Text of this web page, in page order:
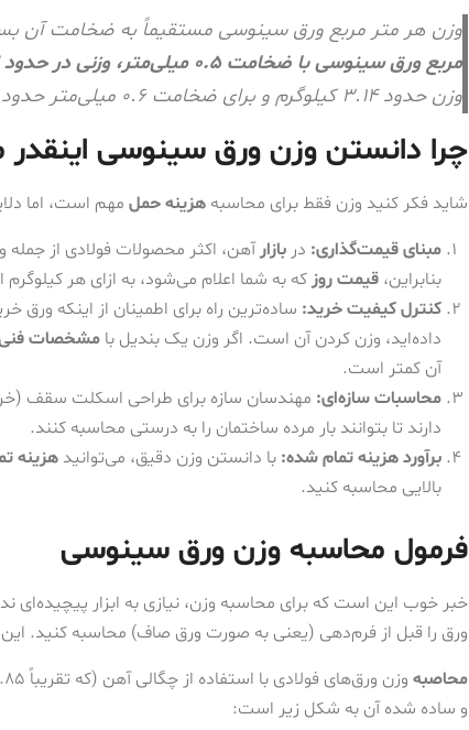
وزن هر متر مربع ورق سینوسی مستقیماً به ضخامت آن
مربع ورق سینوسی با ضخامت ۰.۵ میلی‌متر، وزنی در حدود ۳.۹۲ کیلوگرم دارد
وزن حدود ۳.۱۴ کیلوگرم و برای ضخامت ۰.۶ میلی‌متر حدود ۴.۷۱ کیلوگرم است.
چرا دانستن وزن ورق سینوسی
شاید فکر کنید وزن فقط برای محاسبه هزینه حمل مهم است، اما
مبنای قیمت‌گذاری: در بازارآهن، اکثر محصولات فولادی از
بنابراین، قیمت روزکه به شما اعلام می‌شود، به ازای هر
کنترل کیفیت خرید: ساده‌ترین راه برای اطمینان از اینکه
داده‌اید، وزن کردن آن است. اگر وزن یک بندیل با مشخصات
آن کمتر است.
محاسبات سازه‌ای: مهندسان سازه برای طراحی اسکلت سقف
دارند تا بتوانند بار مرده ساختمان را به درستی محاسبه کنند.
برآورد هزینه تمام شده: با دانستن وزن دقیق، می‌توانید هزینه
بالایی محاسبه کنید.
فرمول محاسبه وزن ورق سینوسی
خبر خوب این است که برای محاسبه وزن، نیازی به ابزار
ورق را قبل از فرم‌دهی (یعنی به صورت ورق صاف) محاسبه کنید.
محاصبه
و ساده شده آن به شکل زیر است: